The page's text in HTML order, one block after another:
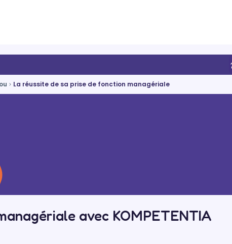
La réussite de sa prise de fonction managériale
avec KOMPETENTIA